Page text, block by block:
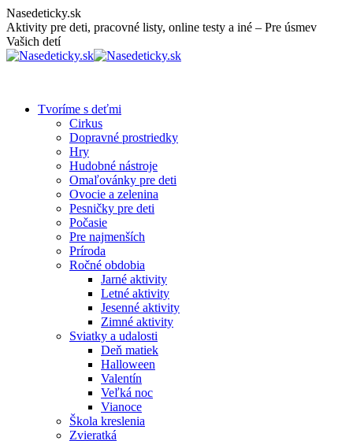
Skip
to
content
Nasedeticky.sk
Aktivity pre deti, pracovné listy, online testy a iné – Pre úsmev
Vašich detí
Tvoríme s deťmi
Cirkus
Dopravné prostriedky
Hry
Hudobné nástroje
Omaľovánky pre deti
Ovocie a zelenina
Pesničky pre deti
Počasie
Pre najmenších
Príroda
Ročné obdobia
Jarné aktivity
Letné aktivity
Jesenné aktivity
Zimné aktivity
Sviatky a udalosti
Deň matiek
Halloween
Valentín
Veľká noc
Vianoce
Škola kreslenia
Zvieratká